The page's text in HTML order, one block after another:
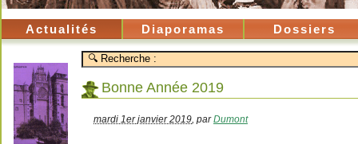
Actualités Diaporamas Dossiers
Bonne Année 2019
mardi 1er janvier 2019 parDumont